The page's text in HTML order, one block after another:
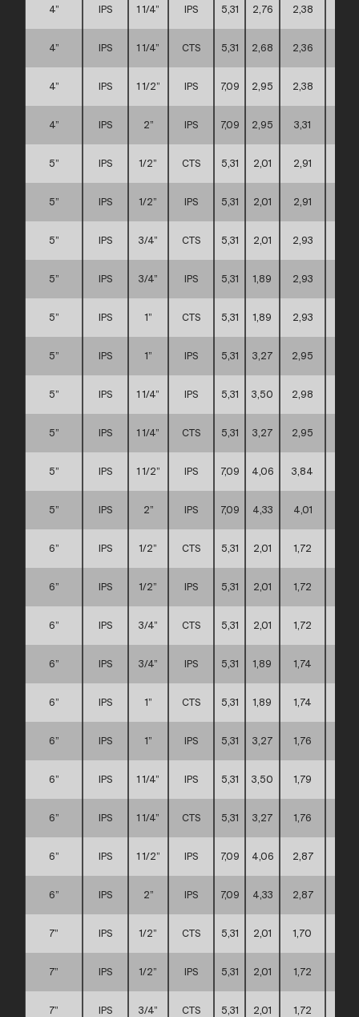
4” IPS 1 1/4” IPS 5,31 2,76 2,38
4” IPS 1 1/4” CTS 5,31 2,68 2,36
4” IPS 1 1/2” IPS 7,09 2,95 2,38
4” IPS 2” IPS 7,09 2,95 3,31
5” IPS 1/2” CTS 5,31 2,01 2,91
5” IPS 1/2” IPS 5,31 2,01 2,91
5” IPS 3/4” CTS 5,31 2,01 2,93
5” IPS 3/4” IPS 5,31 1,89 2,93
5” IPS 1” CTS 5,31 1,89 2,93
5” IPS 1” IPS 5,31 3,27 2,95
5” IPS 1 1/4” IPS 5,31 3,50 2,98
5” IPS 1 1/4” CTS 5,31 3,27 2,95
5” IPS 1 1/2” IPS 7,09 4,06 3,84
5” IPS 2” IPS 7,09 4,33 4,01
6” IPS 1/2” CTS 5,31 2,01 1,72
6” IPS 1/2” IPS 5,31 2,01 1,72
6” IPS 3/4” CTS 5,31 2,01 1,72
6” IPS 3/4” IPS 5,31 1,89 1,74
6” IPS 1” CTS 5,31 1,89 1,74
6” IPS 1” IPS 5,31 3,27 1,76
6” IPS 1 1/4” IPS 5,31 3,50 1,79
6” IPS 1 1/4” CTS 5,31 3,27 1,76
6” IPS 1 1/2” IPS 7,09 4,06 2,87
6” IPS 2” IPS 7,09 4,33 2,87
7” IPS 1/2” CTS 5,31 2,01 1,70
7” IPS 1/2” IPS 5,31 2,01 1,72
7” IPS 3/4” CTS 5,31 2,01 1,72